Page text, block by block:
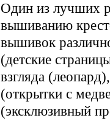
Один из лучших
вышиванию
вышивок
(детские
взгляда
(открытки с
(эксклюзивный